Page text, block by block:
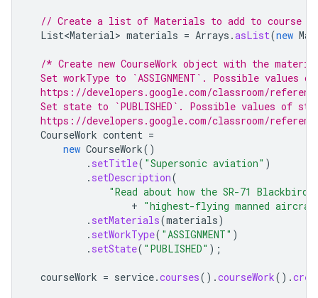
// Create a list of Materials to add to course
List<Material> materials = Arrays .asList(new
/* Create new CourseWork object with the
Set workType to `ASSIGNMENT`. Possible values
https://developers.google.com/classroom/
Set state to `PUBLISHED`. Possible values of
https://developers.google.com/classroom/
CourseWork content =
new CourseWork()
. setTitle( "Supersonic aviation" )
. setDescription(
"Read about how the SR-71
+ "highest-flying manned
. setMaterials(materials)
. setWorkType( "ASSIGNMENT" )
. setState( "PUBLISHED" );
courseWork = service.courses().courseWork().